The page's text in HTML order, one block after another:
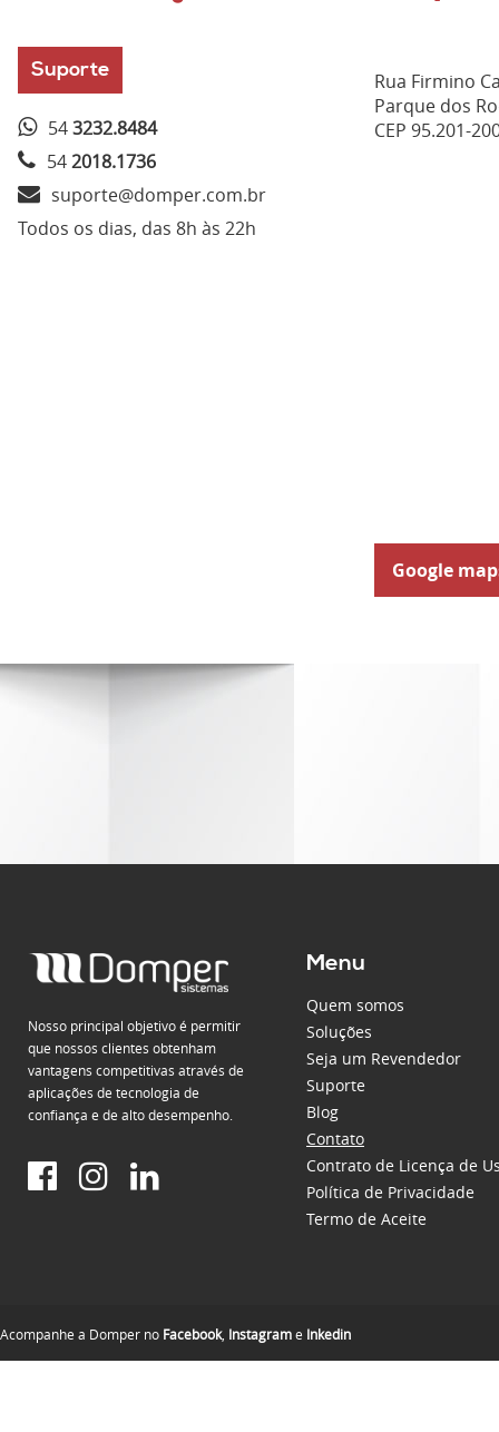
Suporte
543232.8484
542018.1736
suporte@domper.com.br
Todos os dias, das 8h às 22h
Rua Firmino
Parque dos
CEP 95.201-
Google
Nosso principal objetivo é permitir
que nossos clientes obtenham
vantagens competitivas através de
aplicações de tecnologia de
confiança e de alto desempenho.
Menu
Quem somos
Soluções
Seja um Revendedor
Suporte
Blog
Contato
Contrato de Licença de
Política de Privacidade
Termo de Aceite
Acompanhe a Domper no Facebook, Instagrame Inkedin